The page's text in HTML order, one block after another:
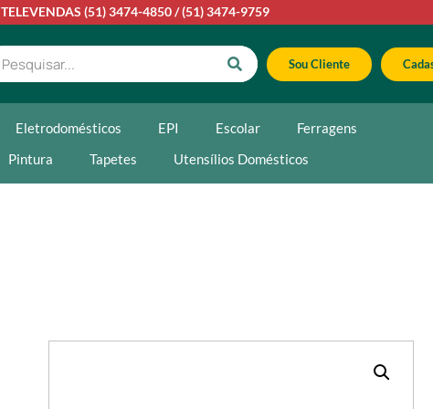
TELEVENDAS (51) 3474-4850/(51) 3474-9759
Sou Cliente
Eletrodomésticos EPI Escolar
Ferragens
Pintura Tapetes Utensílios Domésticos